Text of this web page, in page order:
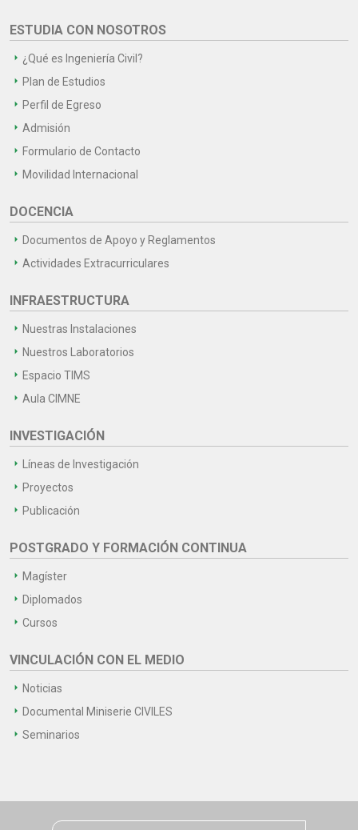
ESTUDIA CON NOSOTROS
¿Qué es Ingeniería Civil?
Plan de Estudios
Perfil de Egreso
Admisión
Formulario de Contacto
Movilidad Internacional
DOCENCIA
Documentos de Apoyo y Reglamentos
Actividades Extracurriculares
INFRAESTRUCTURA
Nuestras Instalaciones
Nuestros Laboratorios
Espacio TIMS
Aula CIMNE
INVESTIGACIÓN
Líneas de Investigación
Proyectos
Publicación
POSTGRADO Y FORMACIÓN CONTINUA
Magíster
Diplomados
Cursos
VINCULACIÓN CON EL MEDIO
Noticias
Documental Miniserie CIVILES
Seminarios